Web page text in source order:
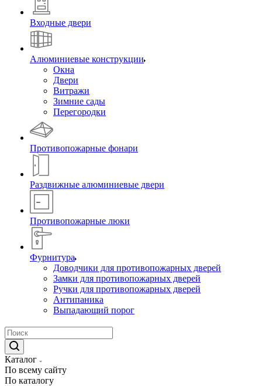
Входные двери
Алюминиевые конструкции
Окна
Двери
Витражи
Зимние сады
Перегородки
Противопожарные фонари
Раздвижные алюминиевые двери
Противопожарные люки
Фурнитура
Доводчики для противопожарных дверей
Замки для противопожарных дверей
Ручки для противопожарных дверей
Антипаника
Выпадающий порог
Каталог
По всему сайту
По каталогу